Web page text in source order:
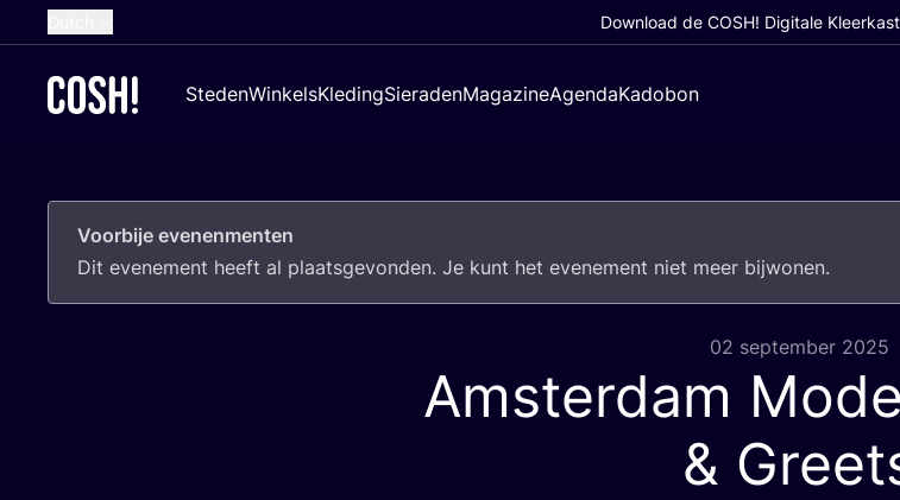
French
German
Croatian
Download de COSH! Digitale
StedenWinkelsKledingSieradenMagazineAgendaKadobon
Voorbije evenenmenten
Dit eve­ne­ment heeft al plaats­ge­von­den. Je kunt het eve­ne­ment niet meer bijwonen.
02 september 2025
Amsterdam
&